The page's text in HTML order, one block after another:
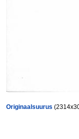
Originaalsuurus